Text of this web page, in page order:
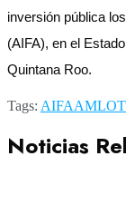
inversión pública
(AIFA), en el
Quintana Roo.
Tags: AIFAAMLO
Noticias